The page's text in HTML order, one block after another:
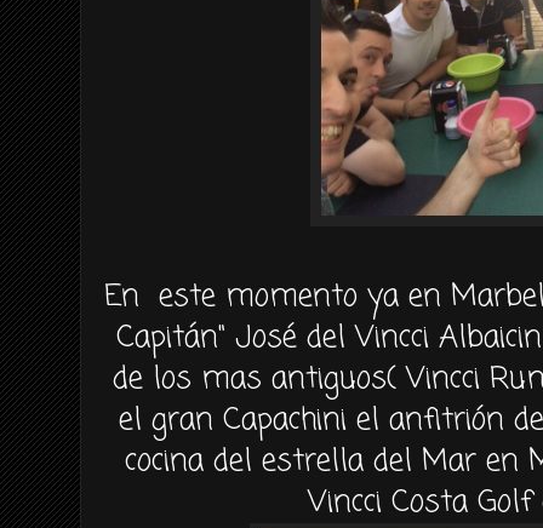
En este momento ya en
Capitán" José del Vincci
de los mas antiguos( Vincci
el gran Capachini el anfitrión
cocina del estrella del Mar en
Vincci Costa Golf